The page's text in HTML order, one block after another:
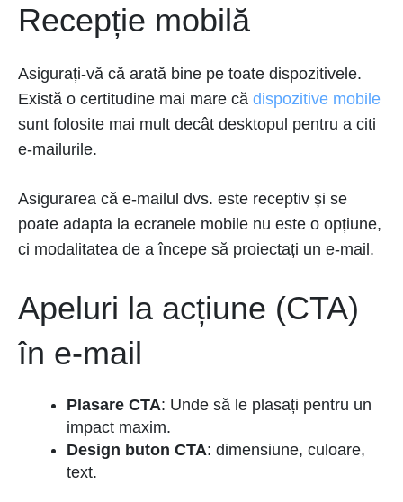
Recepție mobilă
Asigurați-vă că arată bine pe toate dispozitivele.
Există o certitudine mai mare că dispozitive mobile
sunt folosite mai mult decât desktopul pentru a citi
e-mailurile.
Asigurarea că e-mailul dvs. este receptiv și se
poate adapta la ecranele mobile nu este o opțiune,
ci modalitatea de a începe să proiectați un e-mail.
Apeluri la acțiune (CTA)
în e-mail
Plasare CTA: Unde să le plasați pentru un
impact maxim.
Design buton CTA: dimensiune, culoare,
text.